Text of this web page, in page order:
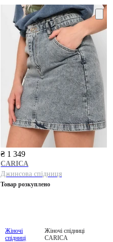
₴ 1 349
CARICA
Джинсова спідниця
Товар розкуплено
Жіночі
спідниці
Жіночі спідниці
CARICA